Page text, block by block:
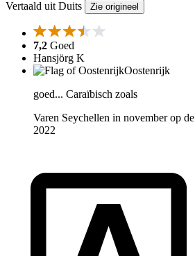
Vertaald uit Duits Zie origineel
7,2 Goed
Hansjörg K
Oostenrijk
goed... Caraïbisch zoals
Varen Seychellen in november op de
2022